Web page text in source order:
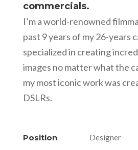
commercials.
I’m a world-renowned
past 9 years of my 26-years
specialized in creating
images no matter what the
my most iconic work was
DSLRs.
Position Designer